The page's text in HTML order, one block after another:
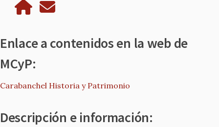
Enlace a contenidos en la web de
MCyP:
Carabanchel Historia y Patrimonio
Descripción e información: